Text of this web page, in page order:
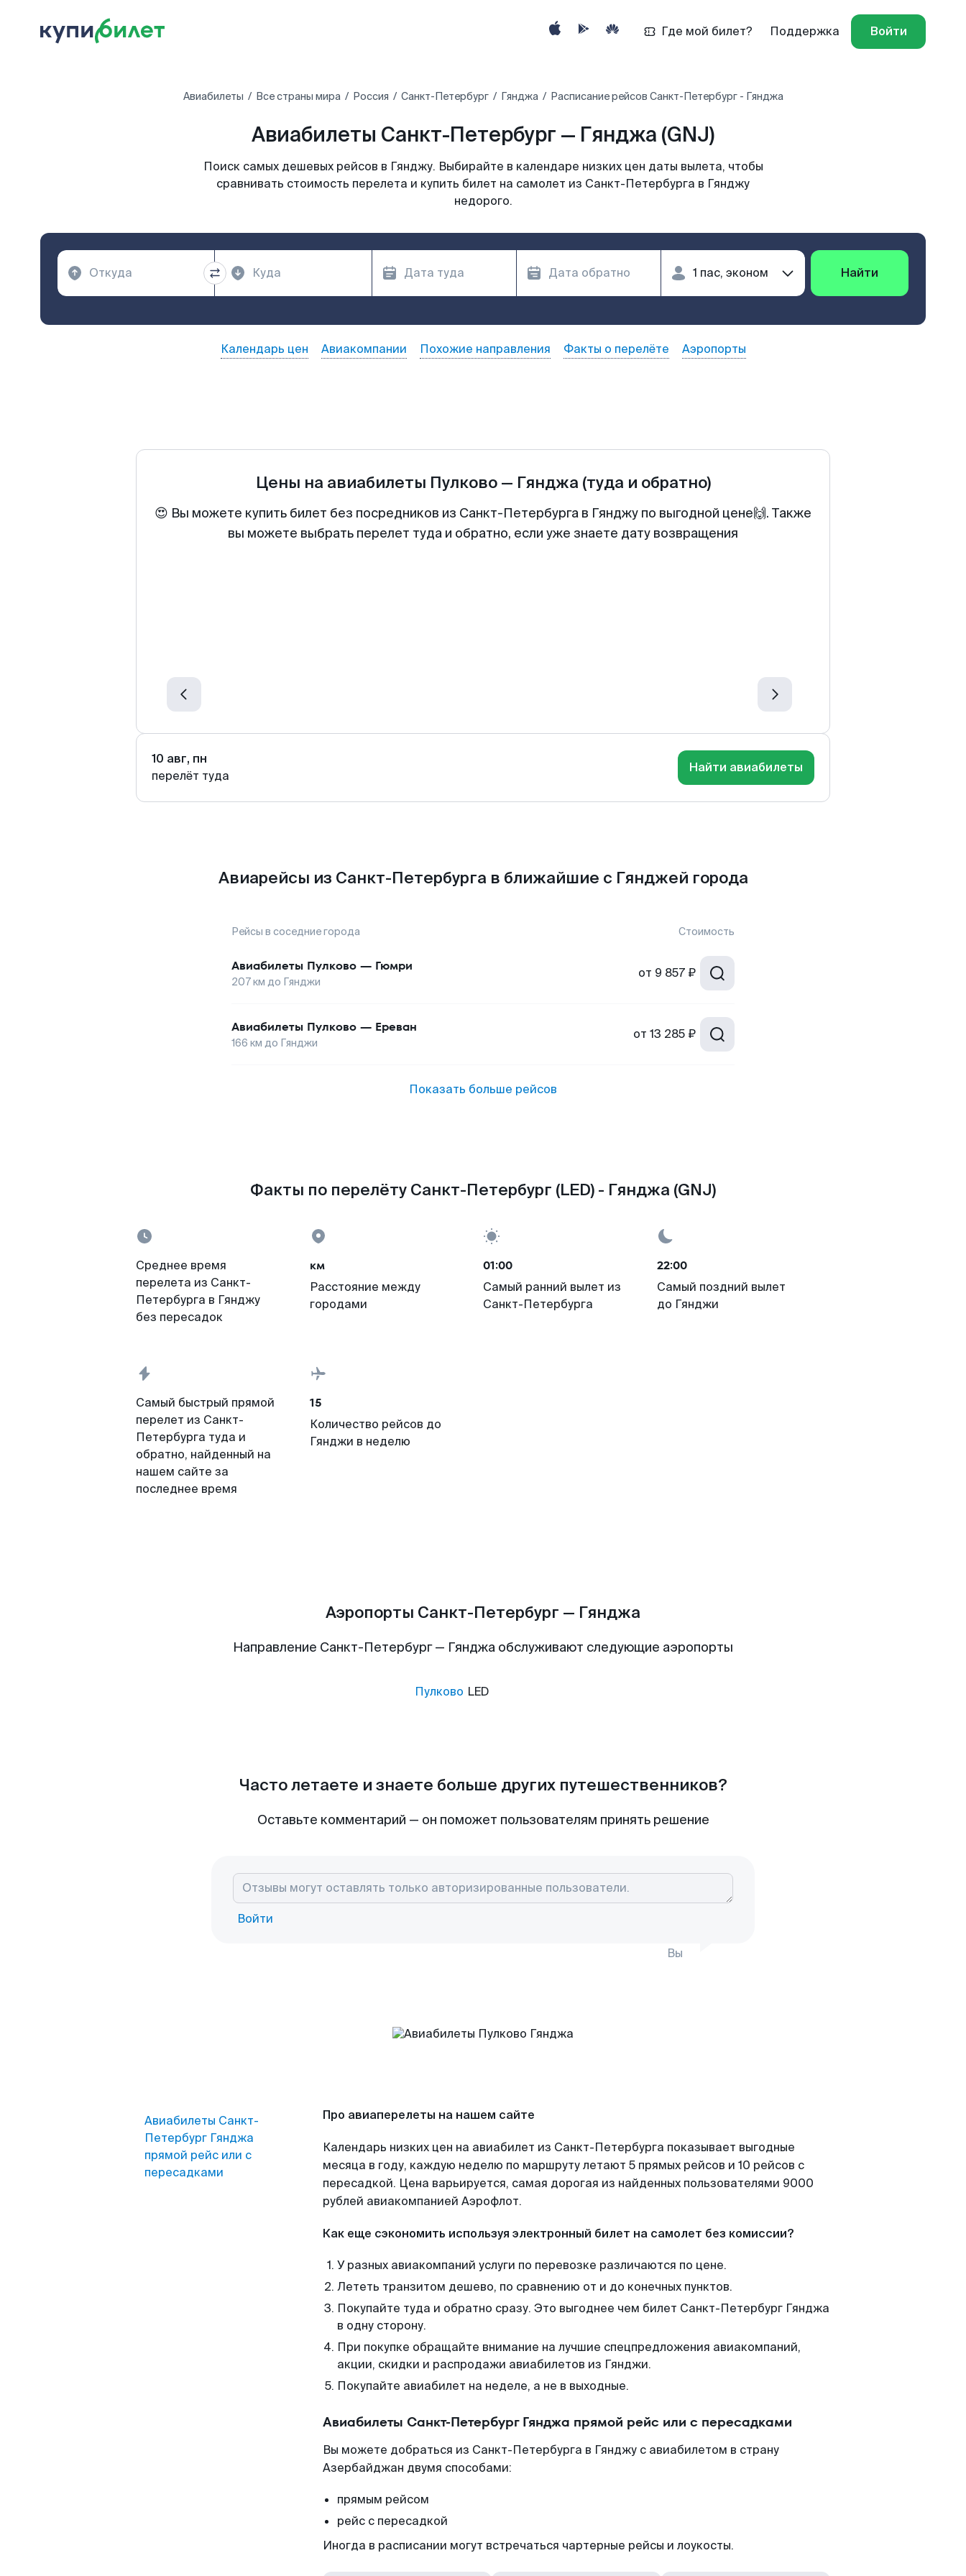
Где мой билет? Поддержка Войти
Авиабилеты Все страны мира Россия Санкт-Петербург Гянджа Расписание рейсов Санкт-Петербург - Гянджа
Авиабилеты Санкт-Петербург — Гянджа (GNJ)
Поиск самых дешевых рейсов в Гянджу. Выбирайте в календаре низких цен даты вылета, чтобы
сравнивать стоимость перелета и купить билет на самолет из Санкт-Петербурга в Гянджу
недорого.
Найти
Календарь цен Авиакомпании Похожие направления Факты о перелёте Аэропорты
Цены на авиабилеты Пулково— Гянджа (туда и обратно)
😍 Вы можете купить билет без посредников из Санкт-Петербурга в Гянджу по выгодной цене🙌. Также
вы можете выбрать перелет туда и обратно, если уже знаете дату возвращения
10 авг, пн
перелёт туда
Найти авиабилеты
Авиарейсы из Санкт-Петербурга в ближайшие с Гянджей города
Рейсы в соседние города Стоимость
Авиабилеты Пулково — Гюмри
207км до Гянджи
от 9 857 ₽
Авиабилеты Пулково — Ереван
166 км до Гянджи
от 13 285 ₽
Показать больше рейсов
Факты по перелёту Санкт-Петербург (LED) - Гянджа (GNJ)
Среднее время
перелета из Санкт-
Петербурга в Гянджу
без пересадок
км
Расстояние между
городами
01:00
Самый ранний вылет из
Санкт-Петербурга
22:00
Самый поздний вылет
до Гянджи
Самый быстрый прямой
перелет из Санкт-
Петербурга туда и
обратно, найденный на
нашем сайте за
последнее время
15
Количество рейсов до
Гянджи в неделю
Аэропорты Санкт-Петербург — Гянджа
Направление Санкт-Петербург — Гянджа обслуживают следующие аэропорты
Пулково LED
Часто летаете и знаете больше других путешественников?
Оставьте комментарий — он поможет пользователям принять решение
Войти
Вы
Авиабилеты Санкт-
Петербург Гянджа
прямой рейс или с
пересадками
Про авиаперелеты на нашем сайте
Календарь низких цен на авиабилет из Санкт-Петербурга показывает выгодные
месяца в году, каждую неделю по маршруту летают 5 прямых рейсов и 10 рейсов с
пересадкой. Цена варьируется, самая дорогая из найденных пользователями 9000
рублей авиакомпанией Аэрофлот.
Как еще сэкономить используя электронный билет на самолет без комиссии?
У разных авиакомпаний услуги по перевозке различаются по цене.
Лететь транзитом дешево, по сравнению от и до конечных пунктов.
Покупайте туда и обратно сразу. Это выгоднее чем билет Санкт-Петербург Гянджа
в одну сторону.
При покупке обращайте внимание на лучшие спецпредложения авиакомпаний,
акции, скидки и распродажи авиабилетов из Гянджи.
Покупайте авиабилет на неделе, а не в выходные.
Авиабилеты Санкт-Петербург Гянджа прямой рейс или с пересадками
Вы можете добраться из Санкт-Петербурга в Гянджу с авиабилетом в страну
Азербайджан двумя способами:
прямым рейсом
рейс с пересадкой
Иногда в расписании могут встречаться чартерные рейсы и лоукосты.